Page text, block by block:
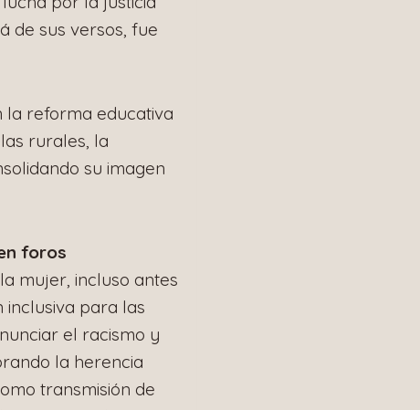
de sus versos, fue
la reforma educativa
rurales, la
su imagen
foros
mujer, incluso antes
inclusiva para las
el racismo y
la herencia
transmisión de